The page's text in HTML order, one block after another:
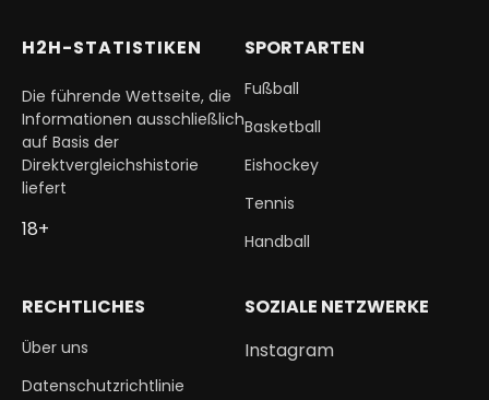
H2H-STATISTIKEN
Die führende Wettseite, die
Informationen ausschließlich
auf Basis der
Direktvergleichshistorie
liefert
18+
SPORTARTEN
Fußball
Basketball
Eishockey
Tennis
Handball
RECHTLICHES
Über uns
Datenschutzrichtlinie
SOZIALE NETZWERKE
Instagram